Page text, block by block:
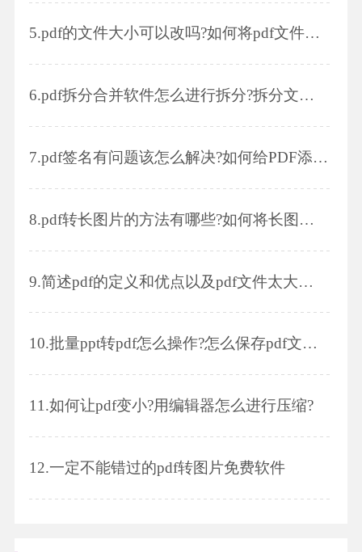
5.pdf的文件大小可以改吗?如何将pdf文件变小?
6.pdf拆分合并软件怎么进行拆分?拆分文件有哪些步骤?
7.pdf签名有问题该怎么解决?如何给PDF添加签名或盖章?
8.pdf转长图片的方法有哪些?如何将长图片输出为pdf?
9.简述pdf的定义和优点以及pdf文件太大怎么压缩
10.批量ppt转pdf怎么操作?怎么保存pdf文件内的图片
11.如何让pdf变小?用编辑器怎么进行压缩?
12.一定不能错过的pdf转图片免费软件